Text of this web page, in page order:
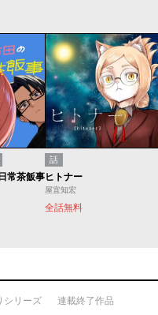
常茶飯事
話
ヒトナー
屋宜知宏
全話無料
シリーズ 連載終了作品